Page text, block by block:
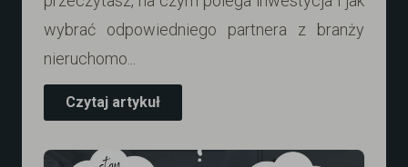
wybrać odpowiedniego partnera z branży
nieruchomo...
Czytaj artykuł